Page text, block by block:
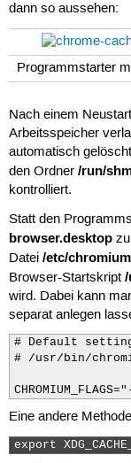
dann so aussehen:
Programmstarter
Nach einem
Arbeitsspeicher
automatisch
den Ordner /run/
kontrolliert.
Statt den
browser.desktopzu
Datei /etc/
Browser-Startskript
wird. Dabei kann
separat anlegen
# Default
# /usr/bin/
Eine andere
export